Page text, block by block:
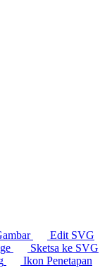
Edit SVG
Sketsa ke SVG
Ikon Penetapan